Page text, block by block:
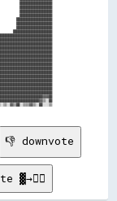
👎 downvote
▓→✊🏽